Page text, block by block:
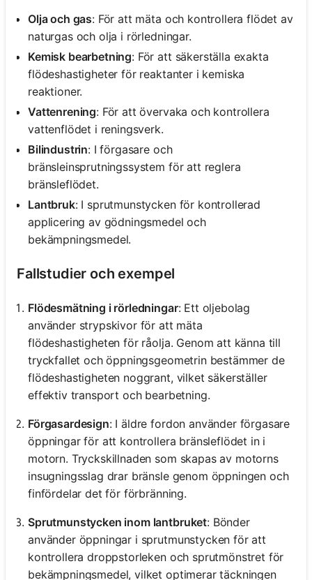
Olja och gas: För att mäta och kontrollera flödet av
naturgas och olja i rörledningar.
Kemisk bearbetning: För att säkerställa exakta
flödeshastigheter för reaktanter i kemiska
reaktioner.
Vattenrening: För att övervaka och kontrollera
vattenflödet i reningsverk.
Bilindustrin: I förgasare och
bränsleinsprutningssystem för att reglera
bränsleflödet.
Lantbruk: I sprutmunstycken för kontrollerad
applicering av gödningsmedel och
bekämpningsmedel.
Fallstudier och exempel
Flödesmätning i rörledningar: Ett oljebolag
använder strypskivor för att mäta
flödeshastigheten för råolja. Genom att känna till
tryckfallet och öppningsgeometrin bestämmer de
flödeshastigheten noggrant, vilket säkerställer
effektiv transport och bearbetning.
Förgasardesign: I äldre fordon använder förgasare
öppningar för att kontrollera bränsleflödet in i
motorn. Tryckskillnaden som skapas av motorns
insugningsslag drar bränsle genom öppningen och
finfördelar det för förbränning.
Sprutmunstycken inom lantbruket: Bönder
använder öppningar i sprutmunstycken för att
kontrollera droppstorleken och sprutmönstret för
bekämpningsmedel, vilket optimerar täckningen